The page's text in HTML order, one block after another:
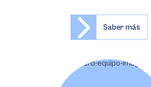
Saber más